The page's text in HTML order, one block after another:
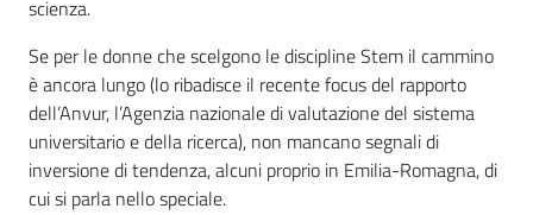
scienza.
Se per le donne che scelgono le discipline Stem il cammino
è ancora lungo (lo ribadisce il recente focus del rapporto
dell’Anvur, l’Agenzia nazionale di valutazione del sistema
universitario e della ricerca), non mancano segnali di
inversione di tendenza, alcuni proprio in Emilia-Romagna, di
cui si parla nello speciale.